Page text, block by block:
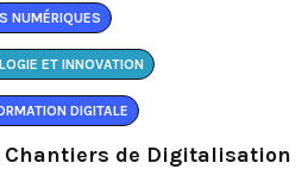
NUMÉRIQUES
ET INNOVATION
DIGITALE
Chantiers de Digitalisation